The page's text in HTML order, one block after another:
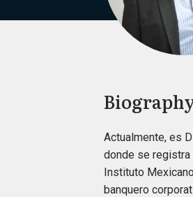
Actualmente, es
donde se registra
Instituto
banquero